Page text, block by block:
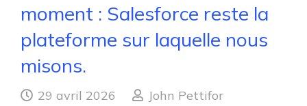
moment : Salesforce reste la
plateforme sur laquelle nous
misons.
29 avril 2026
John Pettifor